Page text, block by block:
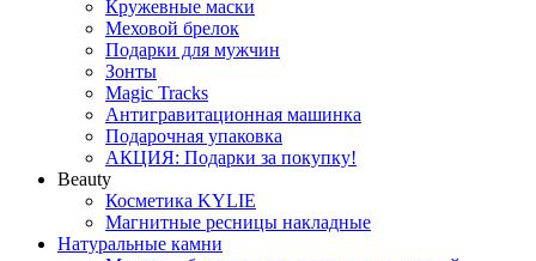
Кружевные маски
Меховой брелок
Подарки для мужчин
Зонты
Magic Tracks
Антигравитационная машинка
Подарочная упаковка
АКЦИЯ: Подарки за покупку!
Beauty
Косметика KYLIE
Магнитные ресницы накладные
Натуральные камни